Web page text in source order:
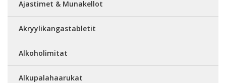
Ajastimet & Munakellot
Akryylikangastabletit
Alkoholimitat
Alkupalahaarukat